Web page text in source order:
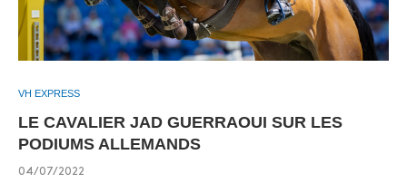
VH EXPRESS
LE CAVALIER JAD GUERRAOUI SUR LES
PODIUMS ALLEMANDS
04/07/2022